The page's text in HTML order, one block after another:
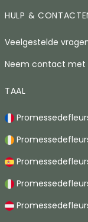
HULP &
Veelgestelde
Neem contact met
TAAL